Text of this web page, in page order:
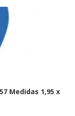
Medidas 1,95 x